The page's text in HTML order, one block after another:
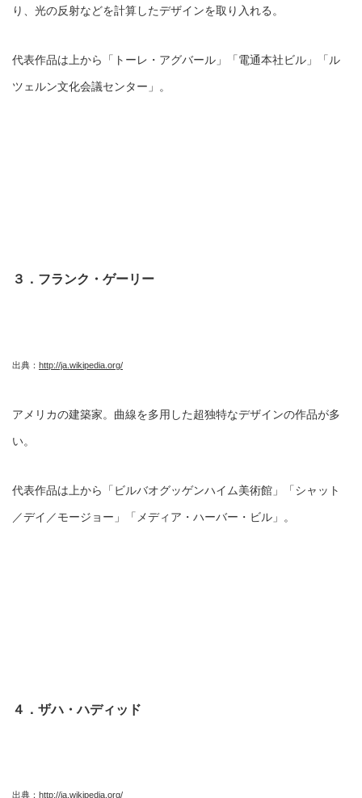
り、光の反射などを計算したデザインを取り入れる。
代表作品は上から「トーレ・アグバール」「電通本社ビル」「ル
ツェルン文化会議センター」。
３．フランク・ゲーリー
出典： http://ja.wikipedia.org/
アメリカの建築家。曲線を多用した超独特なデザインの作品が多
い。
代表作品は上から「ビルバオグッゲンハイム美術館」「シャット
／デイ／モージョー」「メディア・ハーバー・ビル」。
４．ザハ・ハディッド
出典： http://ja.wikipedia.org/